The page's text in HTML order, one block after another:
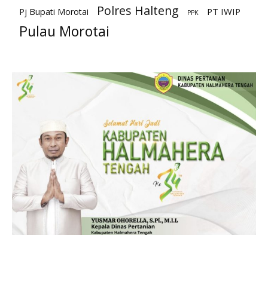
Pj Bupati Morotai Polres Halteng PPK PT IWIP
Pulau Morotai